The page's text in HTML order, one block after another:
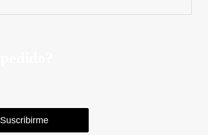
Suscribirme